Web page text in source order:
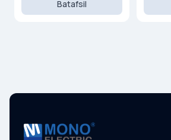
Batafsil